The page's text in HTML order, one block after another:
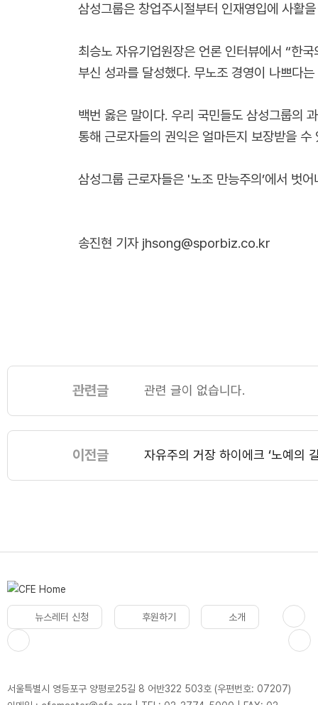
삼성그룹은 창업주시절부터 인재영입에 사활
최승노 자유기업원장은 언론 인터뷰에서 “한
부신 성과를 달성했다. 무노조 경영이 나쁘다
백번 옳은 말이다. 우리 국민들도 삼성그룹의
통해 근로자들의 권익은 얼마든지 보장받을 수
삼성그룹 근로자들은 '노조 만능주의’에서 벗
송진현 기자 jhsong@sporbiz.co.kr
관련글 관련 글이 없습니다.
이전글 자유주의 거장 하이에크 ‘노예의
뉴스레터 신청 후원하기 소개
서울특별시 영등포구 양평로25길 8 어반322 503호 (우편번호: 07207)